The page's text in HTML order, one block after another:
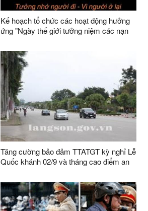
Kế hoạch tổ chức các hoạt động hưởng
ứng "Ngày thế giới tưởng niệm các nạn
2025
Tăng cường bảo đảm TTATGT kỳ nghỉ Lễ
Quốc khánh 02/9 và tháng cao điểm an
năm học 2025 – 2026